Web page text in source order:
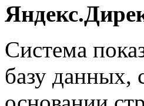
Система
базу данных,